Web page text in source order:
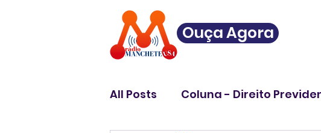
Ouça Agora
All Posts Coluna - Direito